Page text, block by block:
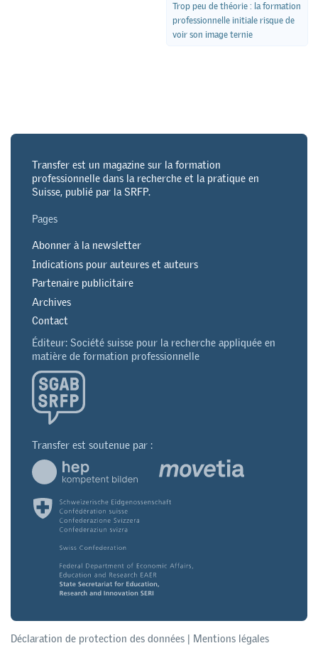
Trop peu de théorie : la formation
professionnelle initiale risque de
voir son image ternie
Transfer est un magazine sur la formation
professionnelle dans la recherche et la pratique en
Suisse, publié par la SRFP.
Pages
Abonner à la newsletter
Indications pour auteures et auteurs
Partenaire publicitaire
Archives
Contact
Éditeur: Société suisse pour la recherche appliquée en
matière de formation professionnelle
Transfer est soutenue par :
Déclaration de protection des données | Mentions légales